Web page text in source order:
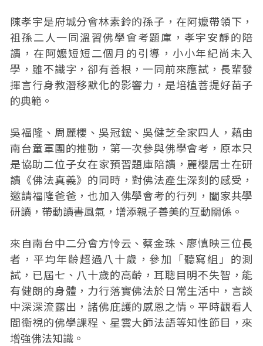
陳孝宇是府城分會林素鈴的孫子，在阿嬤帶領下，
祖孫二人一同溫習佛學會考題庫，孝宇安靜的陪
讀，在阿嬤短短二個月的引導，小小年紀尚未入
學，雖不識字，卻有善根，一同前來應試，長輩發
揮言行身教潛移默化的影響力，是培植菩提好苗子
的典範。
吳福隆、周麗櫻、吳冠鋐、吳健芝全家四人，藉由
南台童軍團的推動，第一次參與佛學會考，原本只
是協助二位子女在家預習題庫陪讀，麗櫻居士在研
讀《佛法真義》的同時，對佛法產生深刻的感受，
邀請福隆爸爸，也加入佛學會考的行列，闔家共學
研讀，帶動讀書風氣，增添親子善美的互動關係。
來自南台中二分會方怜云、蔡金珠、廖慎映三位長
者，平均年齡超過八十歲，參加「聽寫組」的測
試，已屆七、八十歲的高齡，耳聰目明不失智，能
有健朗的身體，力行落實佛法於日常生活中，言談
中深深流露出，諸佛庇護的感恩之情。平時觀看人
間衞視的佛學課程、星雲大師法語等知性節目，來
增強佛法知識。